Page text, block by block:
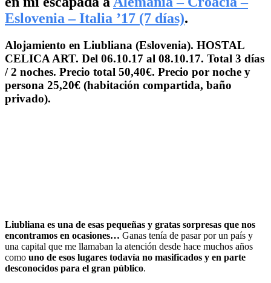
Eslovenia – Italia ’17 (7 días).
Alojamiento en Liubliana (Eslovenia). HOSTAL
CELICA ART. Del 06.10.17 al 08.10.17. Total 3 días
/ 2 noches. Precio total 50,40€. Precio por noche y
persona 25,20€ (habitación compartida, baño
privado).
Liubliana es una de esas pequeñas y gratas sorpresas que nos
encontramos en ocasiones… Ganas tenía de pasar por un país y
una capital que me llamaban la atención desde hace muchos años
como uno de esos lugares todavía no masificados y en parte
desconocidos para el gran público.